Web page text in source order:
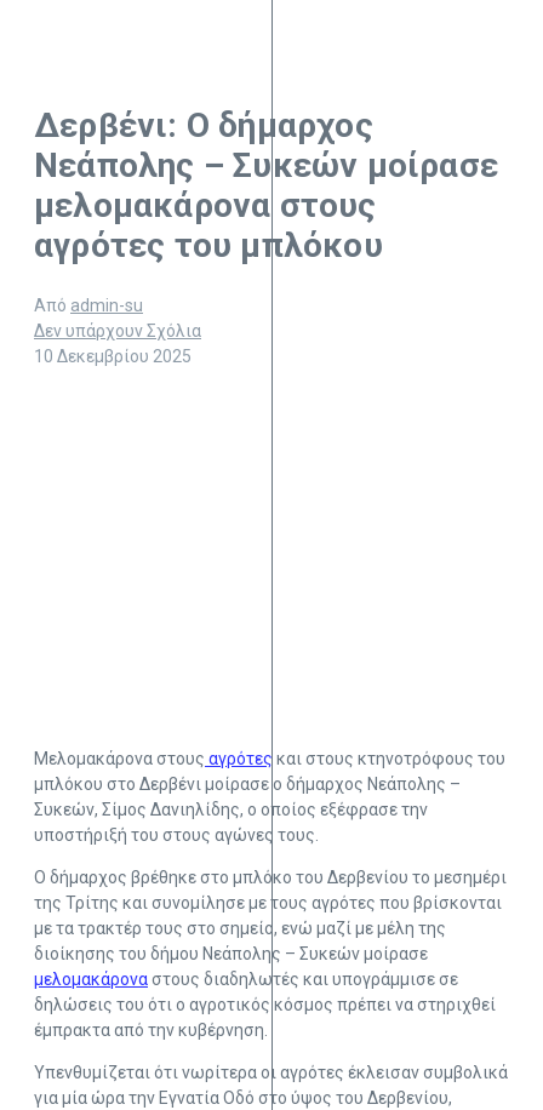
Δερβένι: Ο δήμαρχος
Νεάπολης – Συκεών μοίρασε
μελομακάρονα στους
αγρότες του μπλόκου
Από admin-su
Δεν υπάρχουν Σχόλια
10 Δεκεμβρίου 2025
Μελομακάρονα στους αγρότες και στους κτηνοτρόφους του
μπλόκου στο Δερβένι μοίρασε ο δήμαρχος Νεάπολης –
Συκεών, Σίμος Δανιηλίδης, ο οποίος εξέφρασε την
υποστήριξή του στους αγώνες τους.
Ο δήμαρχος βρέθηκε στο μπλόκο του Δερβενίου το μεσημέρι
της Τρίτης και συνομίλησε με τους αγρότες που βρίσκονται
με τα τρακτέρ τους στο σημείο, ενώ μαζί με μέλη της
διοίκησης του δήμου Νεάπολης – Συκεών μοίρασε
μελομακάροναστους διαδηλωτές και υπογράμμισε σε
δηλώσεις του ότι ο αγροτικός κόσμος πρέπει να στηριχθεί
έμπρακτα από την κυβέρνηση.
Υπενθυμίζεται ότι νωρίτερα οι αγρότες έκλεισαν συμβολικά
για μία ώρα την Εγνατία Οδό στο ύψος του Δερβενίου,